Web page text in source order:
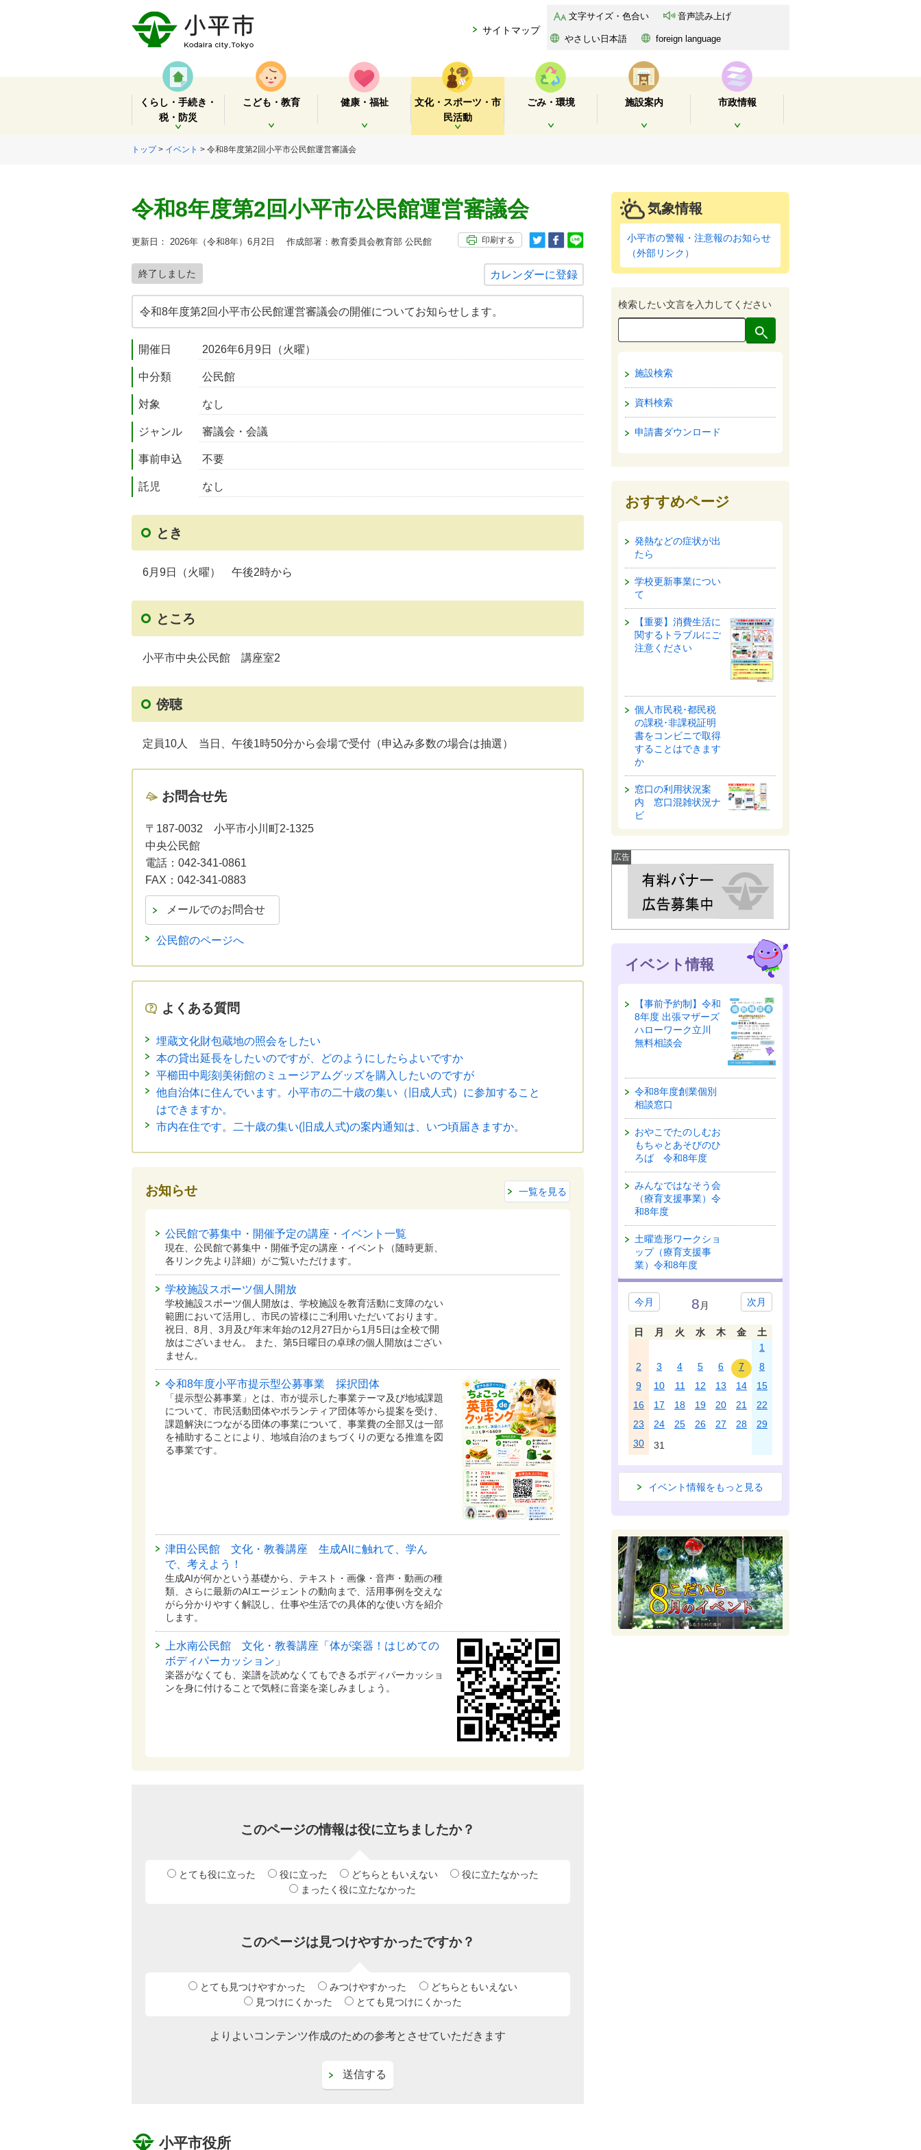
サイトマップ
文字サイズ・色合い 音声読み上げ
やさしい日本語 foreign language
くらし・手続き・
税・防災
開く
こども・教育
開く
健康・福祉
文化・スポーツ・市
民活動
ごみ・環境 施設案内 市政情報
トップ> イベント > 令和8年度第2回小平市公民館運営審議会
令和8年度第2回小平市公民館運営審議会
更新日： 2026年（令和8年）6月2日 作成部署：教育委員会教育部 公民館 印刷する
カレンダーに登録
終了しました
令和8年度第2回小平市公民館運営審議会の開催についてお知らせします。
開催日 2026年6月9日（火曜）
中分類 公民館
対象 なし
ジャンル 審議会・会議
事前申込 不要
託児 なし
とき
6月9日（火曜） 午後2時から
ところ
小平市中央公民館 講座室2
傍聴
定員10人 当日、午後1時50分から会場で受付（申込み多数の場合は抽選）
お問合せ先
〒187-0032 小平市小川町2-1325
中央公民館
電話： 042-341-0861
FAX： 042-341-0883
公民館のページへ
よくある質問
埋蔵文化財包蔵地の照会をしたい
本の貸出延長をしたいのですが、どのようにしたらよいですか
平櫛田中彫刻美術館のミュージアムグッズを購入したいのですが
他自治体に住んでいます。小平市の二十歳の集い（旧成人式）に参加すること
はできますか。
市内在住です。二十歳の集い(旧成人式)の案内通知は、いつ頃届きますか。
お知らせ 一覧を見る
公民館で募集中・開催予定の講座・イベント一覧
現在、公民館で募集中・開催予定の講座・イベント（随時更新、
各リンク先より詳細）がご覧いただけます。
学校施設スポーツ個人開放
学校施設スポーツ個人開放は、学校施設を教育活動に支障のない
範囲において活用し、市民の皆様にご利用いただいております。
祝日、8月、3月及び年末年始の12月27日から1月5日は全校で開
放はございません。 また、第5日曜日の卓球の個人開放はござい
ません。
令和8年度小平市提示型公募事業 採択団体
「提示型公募事業」とは、市が提示した事業テーマ及び地域課題
について、市民活動団体やボランティア団体等から提案を受け、
課題解決につながる団体の事業について、事業費の全部又は一部
を補助することにより、地域自治のまちづくりの更なる推進を図
る事業です。
津田公民館 文化・教養講座 生成AIに触れて、学ん
で、考えよう！
生成AIが何かという基礎から、テキスト・画像・音声・動画の種
類、さらに最新のAIエージェントの動向まで、活用事例を交えな
がら分かりやすく解説し、仕事や生活での具体的な使い方を紹介
します。
上水南公民館 文化・教養講座「体が楽器！はじめての
ボディパーカッション」
楽器がなくても、楽譜を読めなくてもできるボディパーカッショ
ンを身に付けることで気軽に音楽を楽しみましょう。
このページの情報は役に立ちましたか？
とても役に立った 役に立った どちらともいえない
役に立たなかった
まったく役に立たなかった
このページは見つけやすかったですか？
とても見つけやすかった みつけやすかった
どちらともいえない
見つけにくかった
とても見つけにくかった
よりよいコンテンツ作成のための参考とさせていただきます
気象情報
小平市の警報・注意報のお知らせ
（外部リンク）
検索したい文言を入力してください
施設検索
資料検索
申請書ダウンロード
おすすめページ
発熱などの症状が出
たら
学校更新事業につい
て
【重要】消費生活に
関するトラブルにご
注意ください
個人市民税･都民税
の課税･非課税証明
書をコンビニで取得
することはできます
か
窓口の利用状況案
内 窓口混雑状況ナ
ビ
広告
イベント情報
【事前予約制】令和
8年度 出張マザーズ
ハローワーク立川
無料相談会
令和8年度創業個別
相談窓口
おやこでたのしむお
もちゃとあそびのひ
ろば 令和8年度
みんなではなそう会
（療育支援事業）令
和8年度
土曜造形ワークショ
ップ（療育支援事
業）令和8年度
今月 次月
8 月
日 月 火 水 木 金
土
1
2
3 4 5 6 7
8
9
10 11 12 13 14
15
16
17 18 19 20 21
22
23
24 25 26 27 28
29
30
31
イベント情報をもっと見る
小平市役所